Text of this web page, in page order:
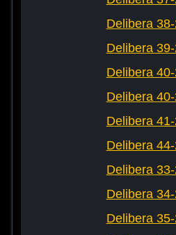
Delibera
Delibera
Delibera
Delibera
Delibera
Delibera
Delibera
Delibera
Delibera